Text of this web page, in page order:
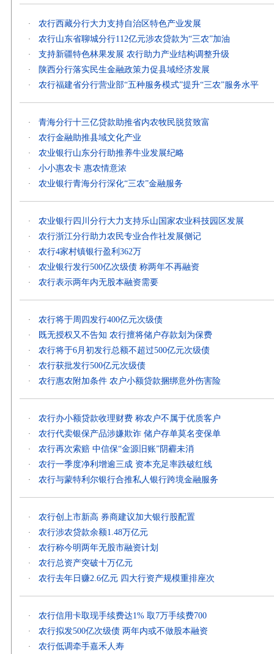
· 农行西藏分行大力支持自治区特色产业发展
· 农行山东省聊城分行112亿元涉农贷款为“三农”加油
· 支持新疆特色林果发展 农行助力产业结构调整升级
· 陕西分行落实民生金融政策力促县域经济发展
· 农行福建省分行营业部“五种服务模式”提升“三农”服务水平
· 青海分行十三亿贷款助推省内农牧民脱贫致富
· 农行金融助推县域文化产业
· 农业银行山东分行助推养牛业发展纪略
· 小小惠农卡 惠农情意浓
· 农业银行青海分行深化“三农”金融服务
· 农业银行四川分行大力支持乐山国家农业科技园区发展
· 农行浙江分行助力农民专业合作社发展侧记
· 农行4家村镇银行盈利362万
· 农业银行发行500亿次级债 称两年不再融资
· 农行表示两年内无股本融资需要
· 农行将于周四发行400亿元次级债
· 既无授权又不告知 农行擅将储户存款划为保费
· 农行将于6月初发行总额不超过500亿元次级债
· 农行获批发行500亿元次级债
· 农行惠农附加条件 农户小额贷款捆绑意外伤害险
· 农行办小额贷款收理财费 称农户不属于优质客户
· 农行代卖银保产品涉嫌欺诈 储户存单莫名变保单
· 农行再次索赔 中信保“金源旧账”阴霾未消
· 农行一季度净利增逾三成 资本充足率跌破红线
· 农行与蒙特利尔银行合推私人银行跨境金融服务
· 农行创上市新高 券商建议加大银行股配置
· 农行涉农贷款余额1.48万亿元
· 农行称今明两年无股市融资计划
· 农行总资产突破十万亿元
· 农行去年日赚2.6亿元 四大行资产规模重排座次
· 农行信用卡取现手续费达1% 取7万手续费700
· 农行拟发500亿次级债 两年内或不做股本融资
· 农行低调牵手嘉禾人寿